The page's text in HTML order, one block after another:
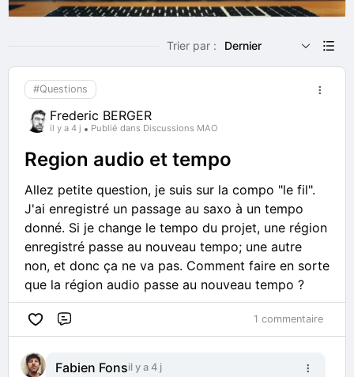
Trier par : Dernier
#Questions
Frederic BERGER
il y a 4 j Publié dans Discussions MAO
Region audio et tempo
Allez petite question, je suis sur la compo "le fil".
J'ai enregistré un passage au saxo à un tempo
donné. Si je change le tempo du projet, une région
enregistré passe au nouveau tempo; une autre
non, et donc ça ne va pas. Comment faire en sorte
que la région audio passe au nouveau tempo ?
1 commentaire
Fabien Fonsil y a 4 j